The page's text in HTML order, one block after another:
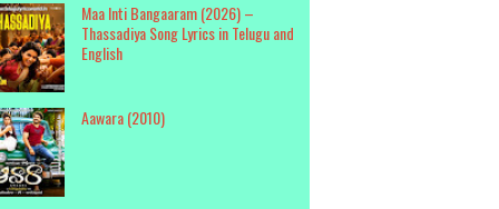
Maa Inti Bangaaram (2026) –
Thassadiya Song Lyrics in Telugu and
English
Aawara (2010)